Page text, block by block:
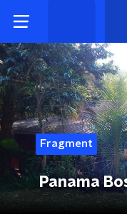
Fragment
Panama